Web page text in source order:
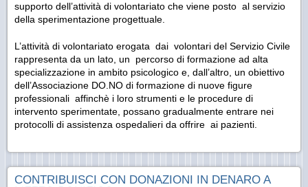
supporto dell’attività di volontariato che viene posto al servizio
della sperimentazione progettuale.
L’attività di volontariato erogata dai volontari del Servizio Civile
rappresenta da un lato, un percorso di formazione ad alta
specializzazione in ambito psicologico e, dall’altro, un obiettivo
dell’Associazione DO.NO di formazione di nuove figure
professionali affinchè i loro strumenti e le procedure di
intervento sperimentate, possano gradualmente entrare nei
protocolli di assistenza ospedalieri da offrire ai pazienti.
CONTRIBUISCI CON DONAZIONI IN DENARO A